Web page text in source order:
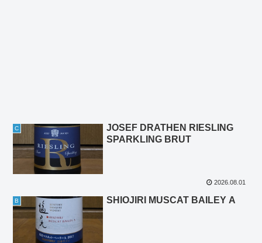
C
JOSEF DRATHEN RIESLING
SPARKLING BRUT
2026.08.01
B SHIOJIRI MUSCAT BAILEY A